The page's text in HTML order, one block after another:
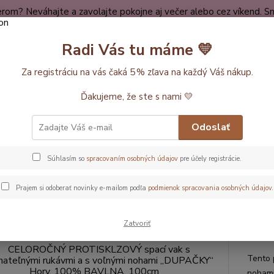
Neváhajte a zavolajte pokojne aj večer alebo cez víkend.
Hľadať
Dĺžka vaku 100cm
CELOROČNÝ PROTISKLZOVÝ spací vak s
PROTISKLZOVÝ
a s voľnými nohami
Pre
Tento
Radi Vás tu máme 💛
Za registráciu na vás čaká 5 % zľava na každý Váš nákup.
Ďakujeme, že ste s nami 💛
Odoslať
Súhlasím so spracovaním osobných údajov pre účely registrácie.
Prajem si odoberať novinky e-mailom podľa podmienok spracovania osobných údajov.
Zatvoriť